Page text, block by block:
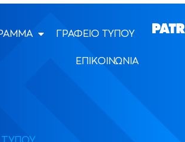
ΓΡΑΦΕΙΟ ΤΥΠΟΥ
ΕΠΙΚΟΙΝΩΝΙΑ